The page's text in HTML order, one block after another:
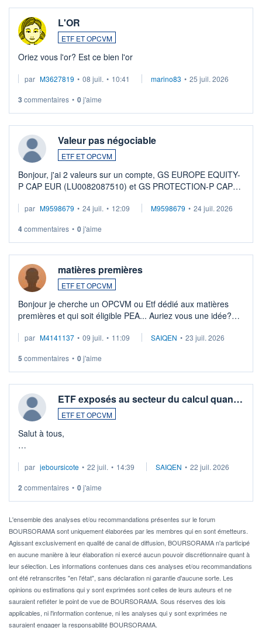
L'OR
ETF ET OPCVM
Oriez vous l'or? Est ce bien l'or
par M3627819 • 08 juil. • 10:41 marino83 • 25 juil. 2026
3 commentaires • 0j'aime
Valeur pas négociable
ETF ET OPCVM
Bonjour, j'ai 2 valeurs sur un compte, GS EUROPE EQUITY-
P CAP EUR (LU0082087510) et GS PROTECTION-P CAP
veux procéder à la vente, on me signale ...
par M9598679 • 24 juil. • 12:09 M9598679 • 24 juil. 2026
4commentaires • 0j'aime
matières premières
ETF ET OPCVM
Bonjour je cherche un OPCVM ou Etf dédié aux matières
premières et qui soit éligible PEA... Auriez vous une idée?
par M4141137 • 09 juil. • 11:09 SAIQEN • 23 juil. 2026
5 commentaires • 0j'aime
ETF exposés au secteur du calcul quan…
ETF ET OPCVM
Salut à tous,
via un ETF plutôt que des actions individuelles.
Idéalement, je voudrais qu'il soit éligible au PEA.
Pour l' ...
par jeboursicote • 22 juil. • 14:39 SAIQEN • 22 juil. 2026
2 commentaires • 0j'aime
L'ensemble des analyses et/ou recommandations présentes sur le forum
BOURSORAMA sont uniquement élaborées par les membres qui en sont émetteurs.
Agissant exclusivement en qualité de canal de diffusion, BOURSORAMA n'a participé
en aucune manière à leur élaboration ni exercé aucun pouvoir discrétionnaire quant à
leur sélection. Les informations contenues dans ces analyses et/ou recommandations
ont été retranscrites "en l'état", sans déclaration ni garantie d'aucune sorte. Les
opinions ou estimations qui y sont exprimées sont celles de leurs auteurs et ne
sauraient refléter le point de vue de BOURSORAMA. Sous réserves des lois
applicables, ni l'information contenue, ni les analyses qui y sont exprimées ne
sauraient engager la responsabilité BOURSORAMA.